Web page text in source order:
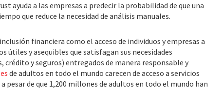
ayuda a las empresas a predecir la probabilidad de que una
que reduce la necesidad de análisis manuales.
financiera como el acceso de individuos y empresas a
útiles y asequibles que satisfagan sus necesidades
crédito y seguros) entregados de manera responsable y
de adultos en todo el mundo carecen de acceso a servicios
pesar de que 1,200 millones de adultos en todo el mundo han